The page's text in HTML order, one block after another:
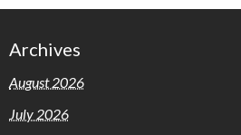
Archives
August 2026
July 2026